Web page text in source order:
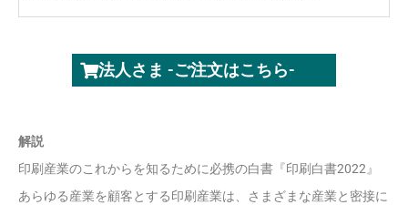
法人さま -ご注文はこちら-
解説
印刷産業のこれからを知るために必携の白書『印刷白書2022』
あらゆる産業を顧客とする印刷産業は、さまざまな産業と密接に